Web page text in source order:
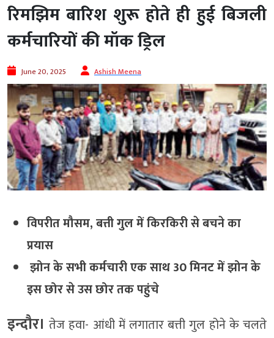
रिमझिम बारिश शुरू होते ही हुई बिजली
कर्मचारियों की मॉक ड्रिल
June 20, 2025 Ashish Meena
विपरीत मौसम, बत्ती गुल में किरकिरी से बचने का
प्रयास
झोन के सभी कर्मचारी एक साथ 30 मिनट में झोन के
इस छोर से उस छोर तक पहुंचे
इन्दौर। तेज हवा- आंधी में लगातार बत्ती गुल होने के चलते